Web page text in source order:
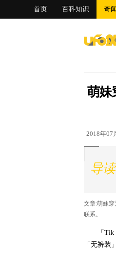
首页 百科知识 奇
萌妹
2018年07
导读
文章:萌妹
联系。
「
「无裤装